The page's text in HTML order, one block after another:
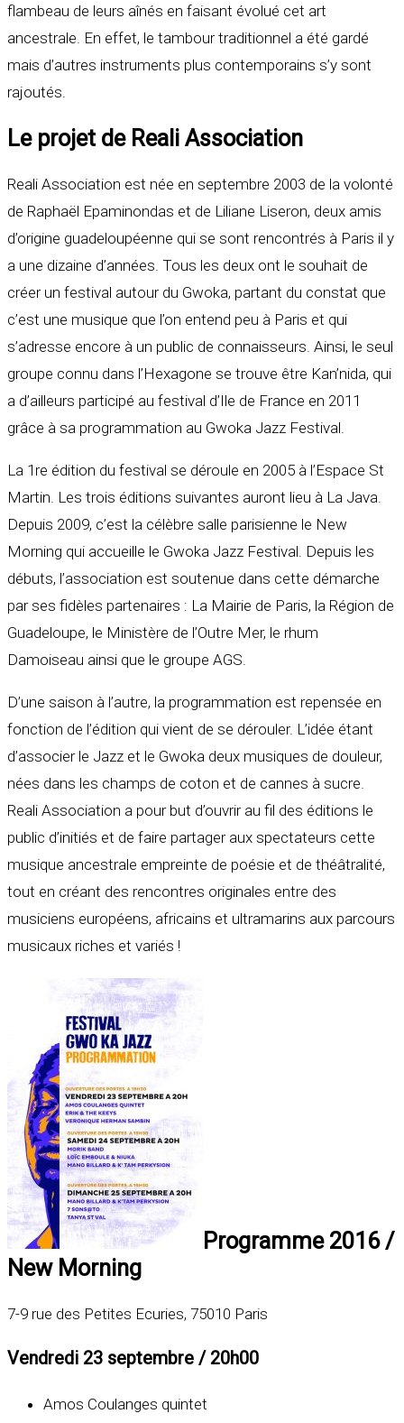
flambeau de leurs aînés en faisant évolué cet art
ancestrale. En effet, le tambour traditionnel a été gardé
mais d’autres instruments plus contemporains s’y sont
rajoutés.
Le projet de Reali Association
Reali Association est née en septembre 2003 de la volonté
de Raphaël Epaminondas et de Liliane Liseron, deux amis
d’origine guadeloupéenne qui se sont rencontrés à Paris il y
a une dizaine d’années. Tous les deux ont le souhait de
créer un festival autour du Gwoka, partant du constat que
c’est une musique que l’on entend peu à Paris et qui
s’adresse encore à un public de connaisseurs. Ainsi, le seul
groupe connu dans l’Hexagone se trouve être Kan’nida, qui
a d’ailleurs participé au festival d’Ile de France en 2011
grâce à sa programmation au Gwoka Jazz Festival.
La 1re édition du festival se déroule en 2005 à l’Espace St
Martin. Les trois éditions suivantes auront lieu à La Java.
Depuis 2009, c’est la célèbre salle parisienne le New
Morning qui accueille le Gwoka Jazz Festival. Depuis les
débuts, l’association est soutenue dans cette démarche
par ses fidèles partenaires : La Mairie de Paris, la Région de
Guadeloupe, le Ministère de l’Outre Mer, le rhum
Damoiseau ainsi que le groupe AGS.
D’une saison à l’autre, la programmation est repensée en
fonction de l’édition qui vient de se dérouler. L’idée étant
d’associer le Jazz et le Gwoka deux musiques de douleur,
nées dans les champs de coton et de cannes à sucre.
Reali Association a pour but d’ouvrir au fil des éditions le
public d’initiés et de faire partager aux spectateurs cette
musique ancestrale empreinte de poésie et de théâtralité,
tout en créant des rencontres originales entre des
musiciens européens, africains et ultramarins aux parcours
musicaux riches et variés !
Programme 2016 /
New Morning
7-9 rue des Petites Ecuries, 75010 Paris
Vendredi 23 septembre / 20h00
Amos Coulanges quintet